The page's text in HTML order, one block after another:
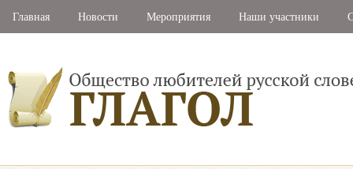
Главная Новости Мероприятия Наши участники